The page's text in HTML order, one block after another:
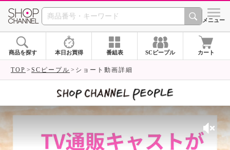
SHOP CHANNEL シメニュー
商品を探す 本日お買得 番組表 SCピープル カート
TOP SCピープル ショート動画詳細